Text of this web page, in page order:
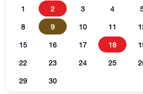
1 2 3 4
8 9 10 11
15 16 17 18
22 23 24 25
29 30